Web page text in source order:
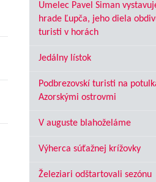
Umelec Pavel Siman
hrade Ľupča, jeho diela
turisti v horách
Jedálny lístok
Podbrezovskí turisti na
Azorskými ostrovmi
V auguste blahoželáme
Výherca súťažnej krížovky
Železiari odštartovali sezónu